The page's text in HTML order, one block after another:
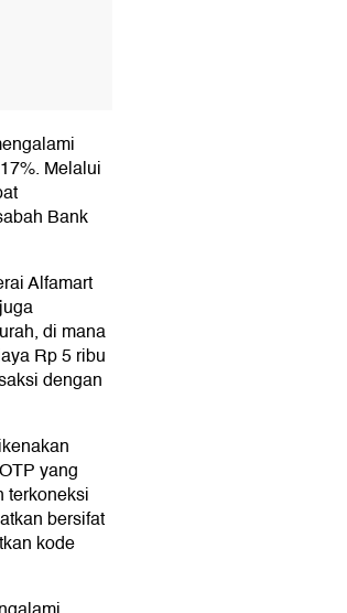
Melalui
Bank
Alfamart
di mana
Rp 5 ribu
dengan
yang
terkoneksi
bersifat
kode